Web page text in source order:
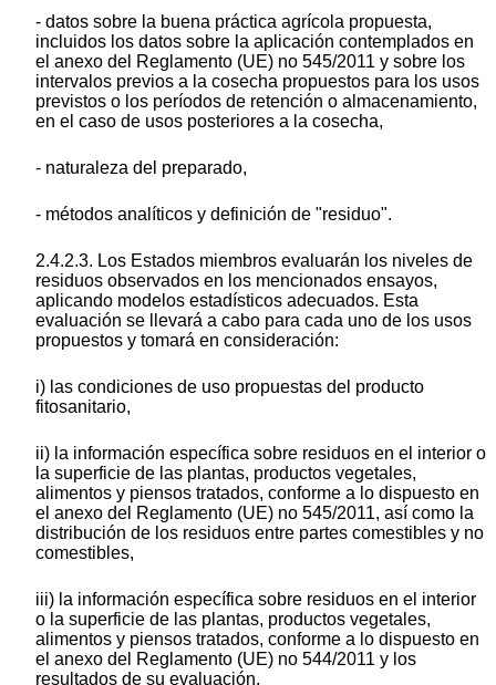
- datos sobre la buena práctica agrícola propuesta,
incluidos los datos sobre la aplicación contemplados en
el anexo del Reglamento (UE) no 545/2011 y sobre los
intervalos previos a la cosecha propuestos para los usos
previstos o los períodos de retención o almacenamiento,
en el caso de usos posteriores a la cosecha,
- naturaleza del preparado,
- métodos analíticos y definición de "residuo".
2.4.2.3. Los Estados miembros evaluarán los niveles de
residuos observados en los mencionados ensayos,
aplicando modelos estadísticos adecuados. Esta
evaluación se llevará a cabo para cada uno de los usos
propuestos y tomará en consideración:
i) las condiciones de uso propuestas del producto
fitosanitario,
ii) la información específica sobre residuos en el interior o
la superficie de las plantas, productos vegetales,
alimentos y piensos tratados, conforme a lo dispuesto en
el anexo del Reglamento (UE) no 545/2011, así como la
distribución de los residuos entre partes comestibles y no
comestibles,
iii) la información específica sobre residuos en el interior
o la superficie de las plantas, productos vegetales,
alimentos y piensos tratados, conforme a lo dispuesto en
el anexo del Reglamento (UE) no 544/2011 y los
resultados de su evaluación,